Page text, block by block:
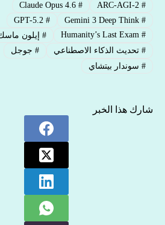
#
ARC-AGI-2
#
Claude Opus 4.6
#
Gemini 3 Deep Think
#
GPT-5.2
#
Humanity’s Last Exam
#إيلون
#تحديث الذكاء الاصطناعي #جوجل
#سوندار بيتشاي
شارك هذا الخبر